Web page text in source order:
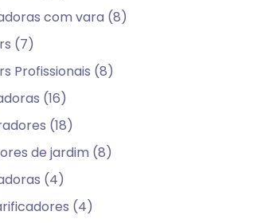
com vara (8)
(7)
Profissionais (8)
(16)
(18)
de jardim (8)
(4)
(4)